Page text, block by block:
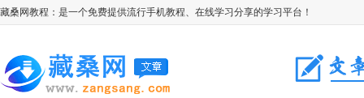
藏桑网教程：是一个免费提供流行手机教程、在线学习分享的学习平台！